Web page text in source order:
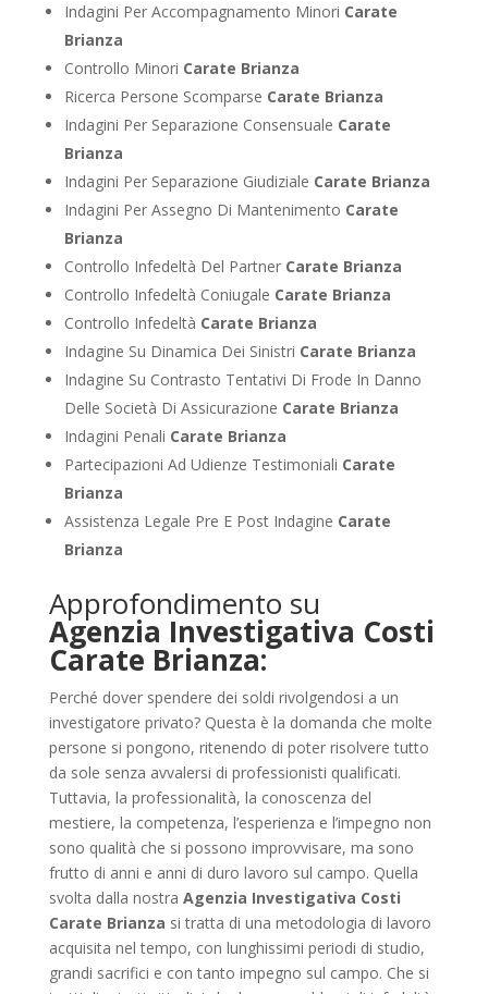
Indagini Per Accompagnamento Minori Carate
Brianza
Controllo Minori Carate Brianza
Ricerca Persone Scomparse Carate Brianza
Indagini Per Separazione Consensuale Carate
Brianza
Indagini Per Separazione Giudiziale Carate Brianza
Indagini Per Assegno Di Mantenimento Carate
Brianza
Controllo Infedeltà Del Partner Carate Brianza
Controllo Infedeltà Coniugale Carate Brianza
Controllo Infedeltà Carate Brianza
Indagine Su Dinamica Dei Sinistri Carate Brianza
Indagine Su Contrasto Tentativi Di Frode In Danno
Delle Società Di Assicurazione Carate Brianza
Indagini Penali Carate Brianza
Partecipazioni Ad Udienze Testimoniali Carate
Brianza
Assistenza Legale Pre E Post Indagine Carate
Brianza
Approfondimento su
Agenzia Investigativa Costi
Carate Brianza:
Perché dover spendere dei soldi rivolgendosi a un
investigatore privato? Questa è la domanda che molte
persone si pongono, ritenendo di poter risolvere tutto
da sole senza avvalersi di professionisti qualificati.
Tuttavia, la professionalità, la conoscenza del
mestiere, la competenza, l’esperienza e l’impegno non
sono qualità che si possono improvvisare, ma sono
frutto di anni e anni di duro lavoro sul campo. Quella
svolta dalla nostra Agenzia Investigativa Costi
Carate Brianza si tratta di una metodologia di lavoro
acquisita nel tempo, con lunghissimi periodi di studio,
grandi sacrifici e con tanto impegno sul campo. Che si